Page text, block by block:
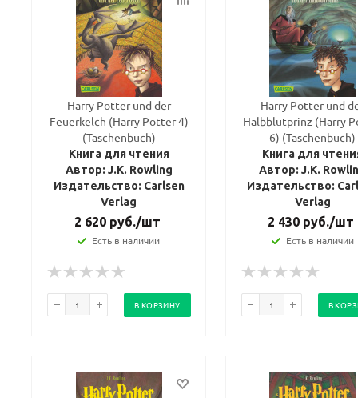
Harry Potter und der
Feuerkelch (Harry Potter 4)
(Taschenbuch)
Книга для чтения
Автор: J.K. Rowling
Издательство: Carlsen
Verlag
2 620руб./шт
Есть в наличии
В КОРЗИНУ
Harry Potter und
Halbblutprinz (Harry
6) (Taschenbuch)
Книга для
Автор: J.K.
Издательство:
Verlag
2 430 руб./шт
Есть в наличии
В